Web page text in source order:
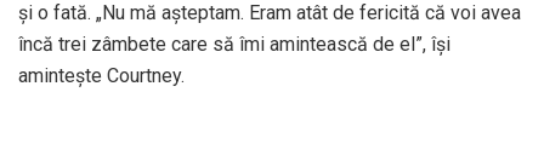
și o fată. „Nu mă așteptam. Eram atât de fericită că voi avea
încă trei zâmbete care să îmi amintească de el”, își
amintește Courtney.